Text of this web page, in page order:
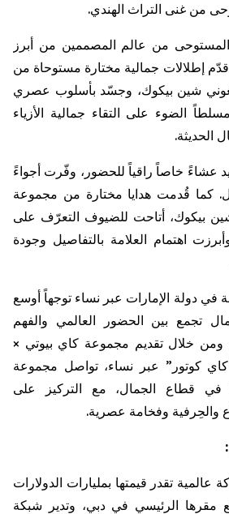
من غنى التراث الهندي.
من عالم المصممين من أبرز
إطلالات جمالية مختارة مستوحاة من
شين بيكوك، وجسّد بأسلوب عصري
الضوء على التقاء جمالية الأزياء
الحديثة.
عشاءً خاصاً راقياً للحضور، وفّرت أجواءً
كما قُدمت هدايا مختارة من مجموعة
بيكوك، أتاحت للضيوف التعرّف على
اهتمام العلامة بالتفاصيل وجودة
دولة الإمارات عبر نساء توجهاً أوسع
تجمع بين الحضور العالمي والفهم
ومن خلال تقديم مجموعة كاي بيوتي ×
كوتور” عبر نساء، تواصل مجموعة
في قطاع الجمال، مع التركيز على
والحِرفية وفخامة عصرية.
:
عالمية تقدر قيمتها بمليارات الدولارات
مقرها الرئيسي في دبي، وتدير
شبكة